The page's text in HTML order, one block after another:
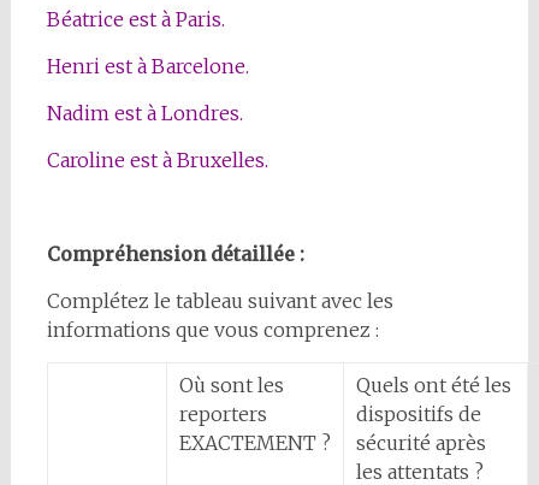
Béatrice est à Paris.
Henri est à Barcelone.
Nadim est à Londres.
Caroline est à Bruxelles.
Compréhension détaillée :
Complétez le tableau suivant avec les
informations que vous comprenez :
Où sont les
reporters
EXACTEMENT ?
Quels ont été les
dispositifs de
sécurité après
les attentats ?